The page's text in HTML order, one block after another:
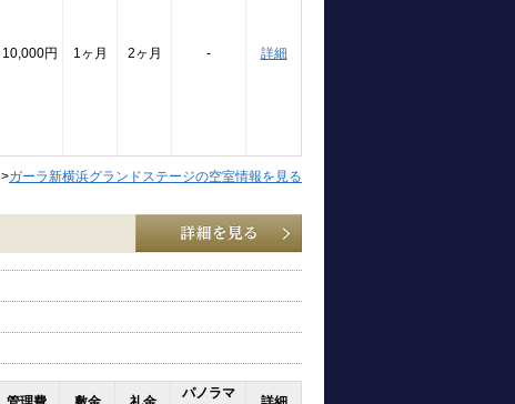
10,000円 1ヶ月 2ヶ月 - 詳細
>ガーラ新横浜グランドステージの空室情報を見る
パノラマ